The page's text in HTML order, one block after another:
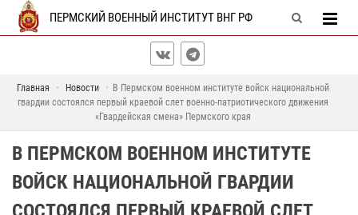
ПЕРМСКИЙ ВОЕННЫЙ ИНСТИТУТ ВНГ РФ
Главная Новости
В Пермском военном институте войск национальной
гвардии состоялся первый краевой слет военно-патриотического движения
«Гвардейская смена» Пермского края
В ПЕРМСКОМ ВОЕННОМ ИНСТИТУТЕ
ВОЙСК НАЦИОНАЛЬНОЙ ГВАРДИИ